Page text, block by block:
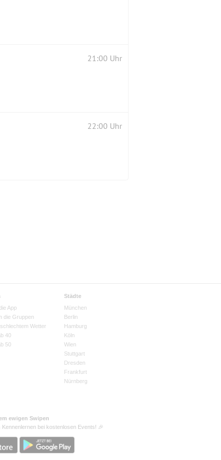
21:00 Uhr
22:00 Uhr
App
die Gruppen
Wetter
40
50
Städte
München
Berlin
Hamburg
Köln
Wien
Stuttgart
Dresden
Frankfurt
Nürnberg
ewigen Swipen
bei kostenlosen Events! 🎉